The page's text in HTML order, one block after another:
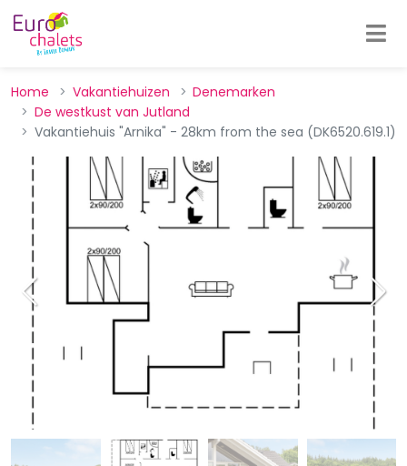
Home Vakantiehuizen
Denemarken
De westkust van Jutland
Vakantiehuis "Arnika" - 28km from the sea (DK6520.619.1)